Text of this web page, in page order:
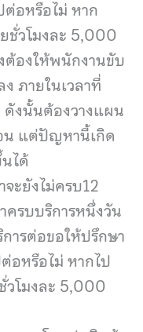
อหรือไม่ หาก
ชั่วโมงละ 5,000
ต้องให้พนักงานขับ
ภายในเวลาที่
ดังนั้นต้องวางแผน
น แต่ปัญหานี้เกิด
ได้
ะยังไม่ครบ12
ครบบริการหนึ่งวัน
ารต่อขอให้ปรึกษา
หรือไม่ หากไป
วโมงละ 5,000